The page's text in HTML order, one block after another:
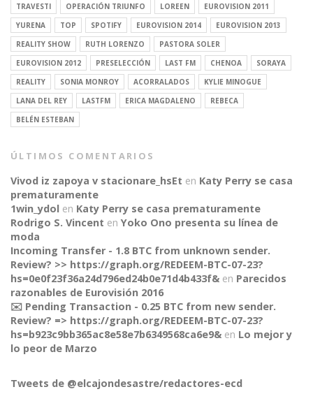
CONNECT
TRAVESTI
OPERACIÓN TRIUNFO LOREEN
EUROVISION 2011
YURENA
TOP SPOTIFY EUROVISION 2014
EUROVISION 2013
REALITY SHOW
RUTH LORENZO
PASTORA SOLER
EUROVISION 2012
PRESELECCIÓN LAST FM CHENOA
SORAYA
REALITY
SONIA MONROY ACORRALADOS
KYLIE MINOGUE
LANA DEL REY
LASTFM ERICA MAGDALENO
REBECA
BELÉN ESTEBAN
ÚLTIMOS COMENTARIOS
Vivod iz zapoya v stacionare_hsEt en Katy Perry se casa
prematuramente
1win_ydol en Katy Perry se casa prematuramente
Rodrigo S. Vincent en Yoko Ono presenta su línea de
moda
Incoming Transfer - 1.8 BTC from unknown sender.
Review? >> https://graph.org/REDEEM-BTC-07-23?
hs=0e0f23f36a24d796ed24b0e71d4b433f& en Parecidos
razonables de Eurovisión 2016
✉️ Pending Transaction - 0.25 BTC from new sender.
Review? => https://graph.org/REDEEM-BTC-07-23?
hs=b923c9bb365ac8e58e7b6349568ca6e9& en Lo mejor y
lo peor de Marzo
Tweets de @elcajondesastre/redactores-ecd